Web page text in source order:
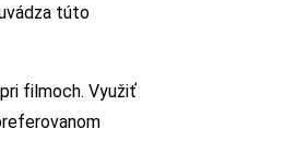
túto
filmoch. Využiť